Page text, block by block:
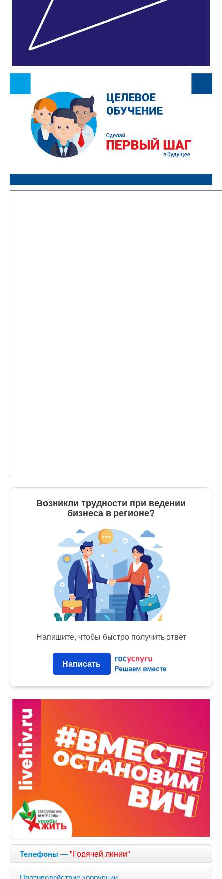
Возникли трудности при ведении
бизнеса в регионе?
Напишите, чтобы быстро получить ответ
Написать
Телефоны —"Горячей линии"
Противодействие коррупции